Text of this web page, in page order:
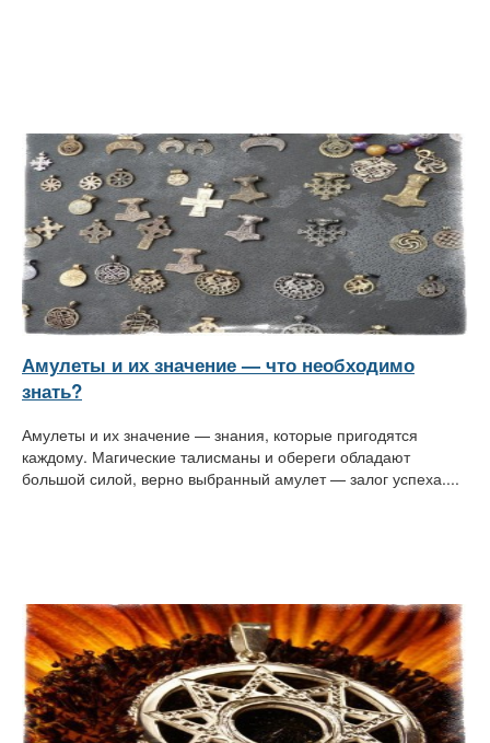
Амулеты и их значение — что необходимо
знать?
Амулеты и их значение — знания, которые пригодятся
каждому. Магические талисманы и обереги обладают
большой силой, верно выбранный амулет — залог успеха....